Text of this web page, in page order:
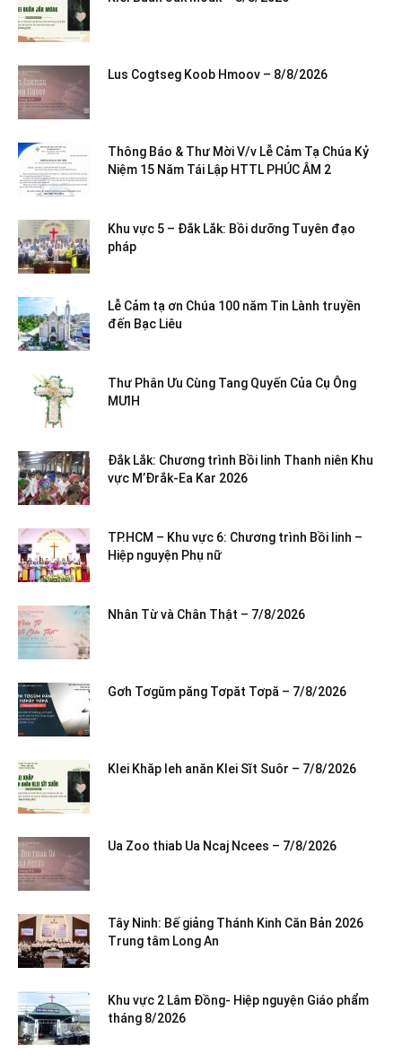
Lus Cogtseg Koob Hmoov – 8/8/2026
Thông Báo & Thư Mời V/v Lễ Cảm Tạ Chúa Kỷ
Niệm 15 Năm Tái Lập HTTL PHÚC ÂM 2
Khu vực 5 – Đắk Lắk: Bồi dưỡng Tuyên đạo
pháp
Lễ Cảm tạ ơn Chúa 100 năm Tin Lành truyền
đến Bạc Liêu
Thư Phân Ưu Cùng Tang Quyến Của Cụ Ông
MƯIH
Đắk Lắk: Chương trình Bồi linh Thanh niên Khu
vực M’Đrắk-Ea Kar 2026
TP.HCM – Khu vực 6: Chương trình Bồi linh –
Hiệp nguyện Phụ nữ
Nhân Từ và Chân Thật – 7/8/2026
Gơh Tơgŭm păng Tơpăt Tơpă – 7/8/2026
Klei Khăp leh anăn Klei Sĭt Suôr – 7/8/2026
Ua Zoo thiab Ua Ncaj Ncees – 7/8/2026
Tây Ninh: Bế giảng Thánh Kinh Căn Bản 2026
Trung tâm Long An
Khu vực 2 Lâm Đồng- Hiệp nguyện Giáo phẩm
tháng 8/2026